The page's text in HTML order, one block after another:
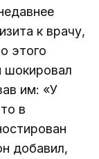
к врачу,
этого
шокировал
им: «У
в
добавил,